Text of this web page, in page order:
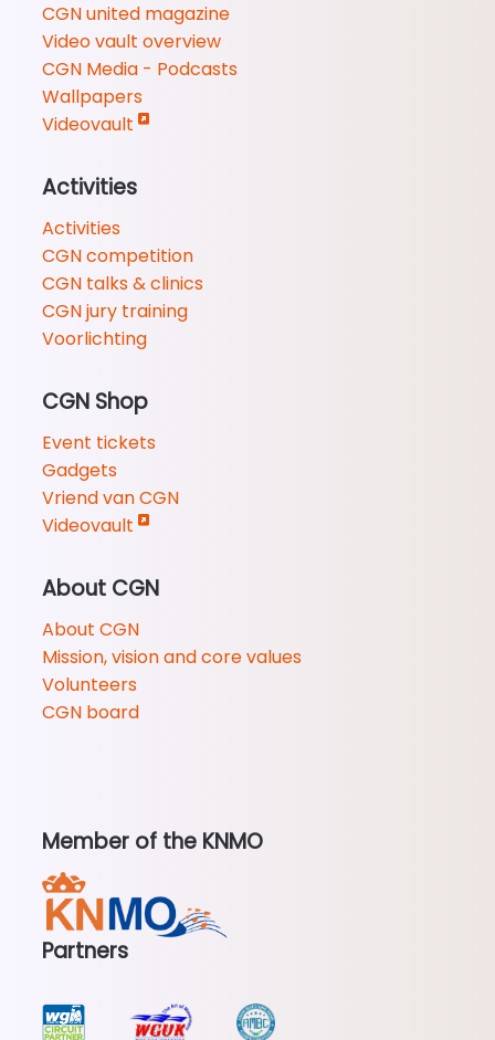
CGN united magazine
Video vault overview
CGN Media - Podcasts
Wallpapers
Videovault
Activities
Activities
CGN competition
CGN talks & clinics
CGN jury training
Voorlichting
CGN Shop
Event tickets
Gadgets
Vriend van CGN
Videovault
About CGN
About CGN
Mission, vision and core values
Volunteers
CGN board
Member of the KNMO
Partners